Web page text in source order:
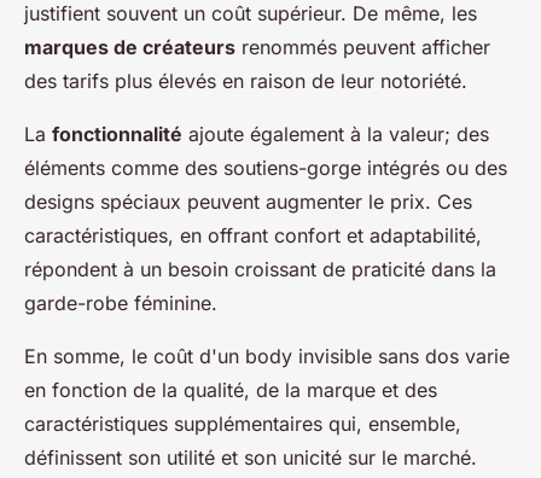
justifient souvent un coût supérieur. De même, les
marques de créateurs renommés peuvent afficher
des tarifs plus élevés en raison de leur notoriété.
La fonctionnalité ajoute également à la valeur; des
éléments comme des soutiens-gorge intégrés ou des
designs spéciaux peuvent augmenter le prix. Ces
caractéristiques, en offrant confort et adaptabilité,
répondent à un besoin croissant de praticité dans la
garde-robe féminine.
En somme, le coût d'un body invisible sans dos varie
en fonction de la qualité, de la marque et des
caractéristiques supplémentaires qui, ensemble,
définissent son utilité et son unicité sur le marché.